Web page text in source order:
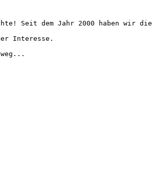
Seit dem Jahr 2000 haben wir
Interesse.